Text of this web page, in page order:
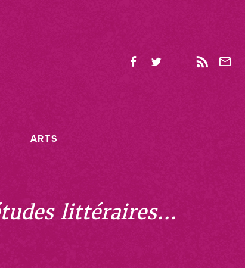
ARTS
littéraires...